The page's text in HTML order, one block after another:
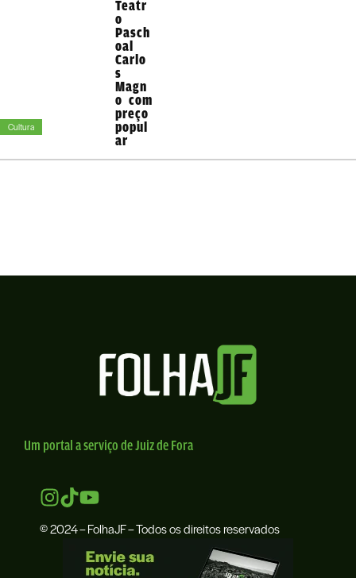
Cultura
Teatr
o
Pasch
oal
Carlo
s
Magn
o com
preço
popul
ar
Um portal a serviço de Juiz de Fora
© 2024 – FolhaJF – Todos os direitos reservados